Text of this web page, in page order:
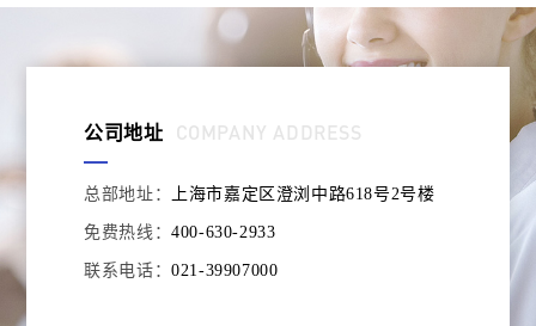
公司地址 COMPANY ADDRESS
总部地址： 上海市嘉定区澄浏中路618号2号楼
免费热线：400-630-2933
联系电话：021-39907000